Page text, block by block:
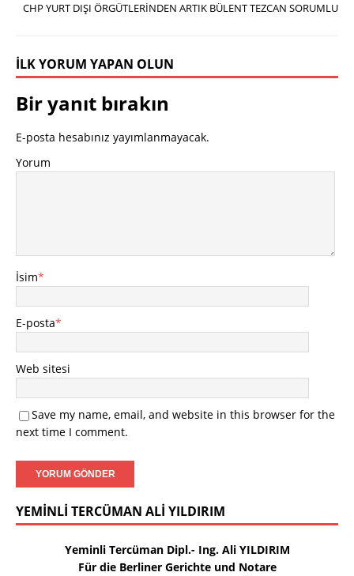
CHP YURT DIŞI ÖRGÜTLERİNDEN ARTIK BÜLENT TEZCAN SORUMLU
İLK YORUM YAPAN OLUN
Bir yanıt bırakın
E-posta hesabınız yayımlanmayacak.
Yorum
İsim*
E-posta*
Web sitesi
Save my name, email, and website in this browser for the
next time I comment.
YEMINLI TERCÜMAN ALI YILDIRIM
Yeminli Tercüman Dipl.- Ing. Ali YILDIRIM
Für die Berliner Gerichte und Notare